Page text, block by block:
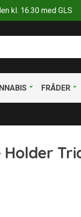
kl. 16.30 med GLS
FRÅDER
Holder